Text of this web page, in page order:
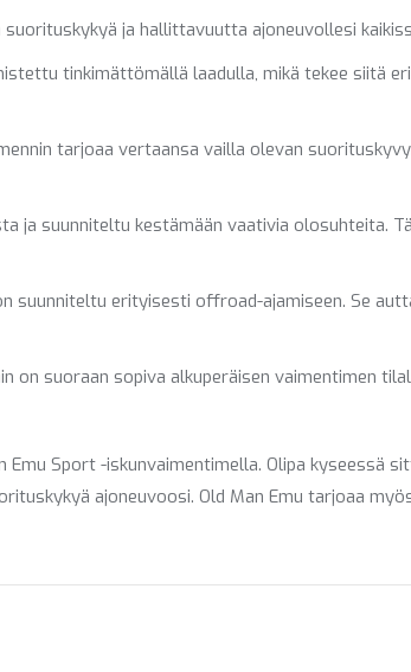
ja hallittavuutta ajoneuvollesi
tinkimättömällä laadulla, mikä tekee siitä
tarjoaa vertaansa vailla olevan
ja suunniteltu kestämään vaativia olosuhteita.
suunniteltu erityisesti offroad-ajamiseen. Se
on suoraan sopiva alkuperäisen vaimentimen
Sport -iskunvaimentimella. Olipa kyseessä
ajoneuvoosi. Old Man Emu tarjoaa